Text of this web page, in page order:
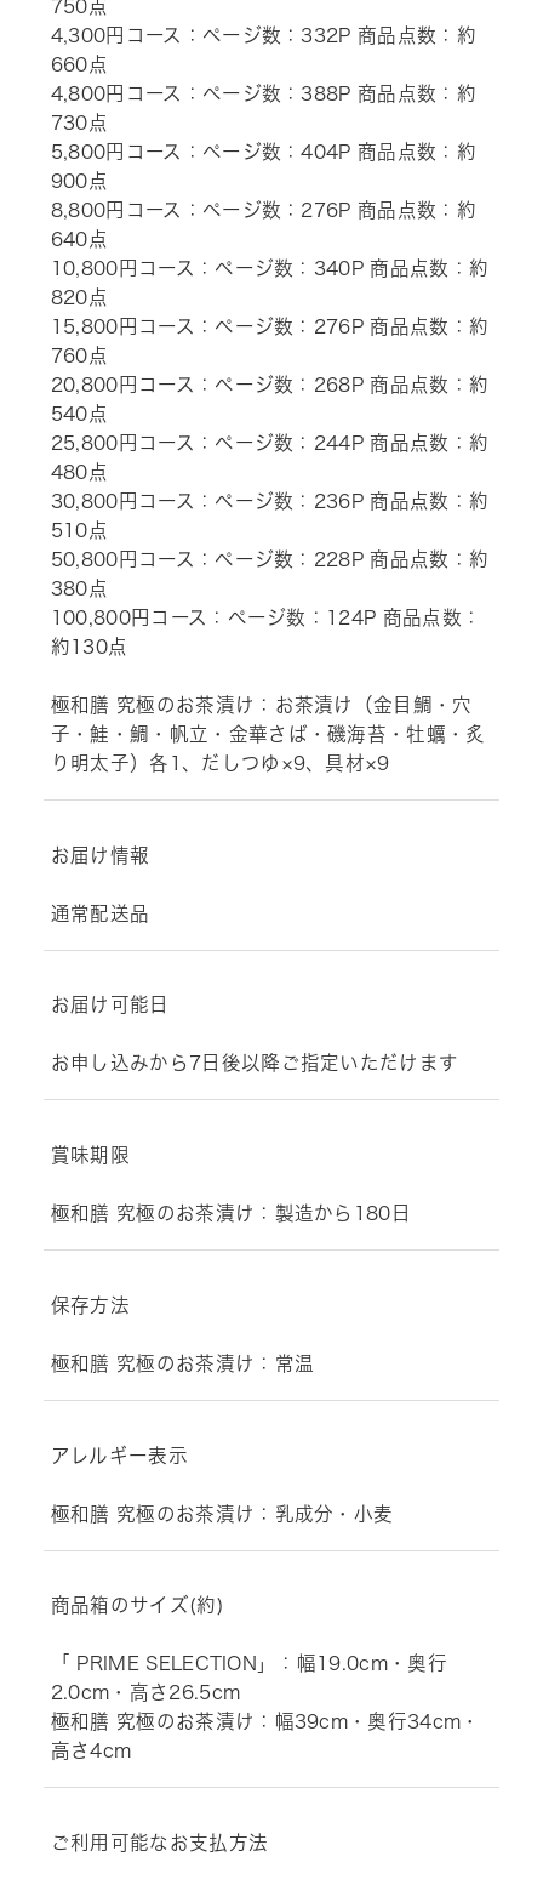
750点
4,300円コース：ページ数：332P 商品点数：約
660点
4,800円コース：ページ数：388P 商品点数：約
730点
5,800円コース：ページ数：404P 商品点数：約
900点
8,800円コース：ページ数：276P 商品点数：約
640点
10,800円コース：ページ数：340P 商品点数：約
820点
15,800円コース：ページ数：276P 商品点数：約
760点
20,800円コース：ページ数：268P 商品点数：約
540点
25,800円コース：ページ数：244P 商品点数：約
480点
30,800円コース：ページ数：236P 商品点数：約
510点
50,800円コース：ページ数：228P 商品点数：約
380点
100,800円コース：ページ数：124P 商品点数：
約130点
極和膳 究極のお茶漬け：お茶漬け（金目鯛・穴
子・鮭・鯛・帆立・金華さば・磯海苔・牡蠣・炙
り明太子）各1、だしつゆ×9、具材×9
お届け情報
通常配送品
お届け可能日
お申し込みから7日後以降ご指定いただけます
賞味期限
極和膳 究極のお茶漬け：製造から180日
保存方法
極和膳 究極のお茶漬け：常温
アレルギー表示
極和膳 究極のお茶漬け：乳成分・小麦
商品箱のサイズ(約)
「 PRIME SELECTION」：幅19.0cm・奥行
2.0cm・高さ26.5cm
極和膳 究極のお茶漬け：幅39cm・奥行34cm・
高さ4cm
ご利用可能なお支払方法